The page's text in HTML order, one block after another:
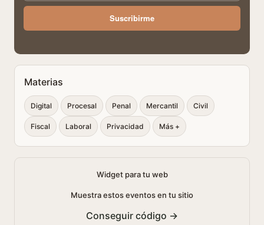
Suscribirme
Materias
Digital Procesal Penal Mercantil Civil
Fiscal Laboral Privacidad Más +
Widget para tu web
Muestra estos eventos en tu sitio
Conseguir código →